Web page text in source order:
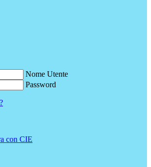
Nome Utente
Password
con CIE